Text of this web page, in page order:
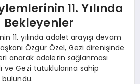
11. Yılında
11. yılında adalet arayışı devam
Özgür Özel, Gezi direnişinde
anarak adaletin sağlanması
ve Gezi tutuklularına sahip
bulundu.